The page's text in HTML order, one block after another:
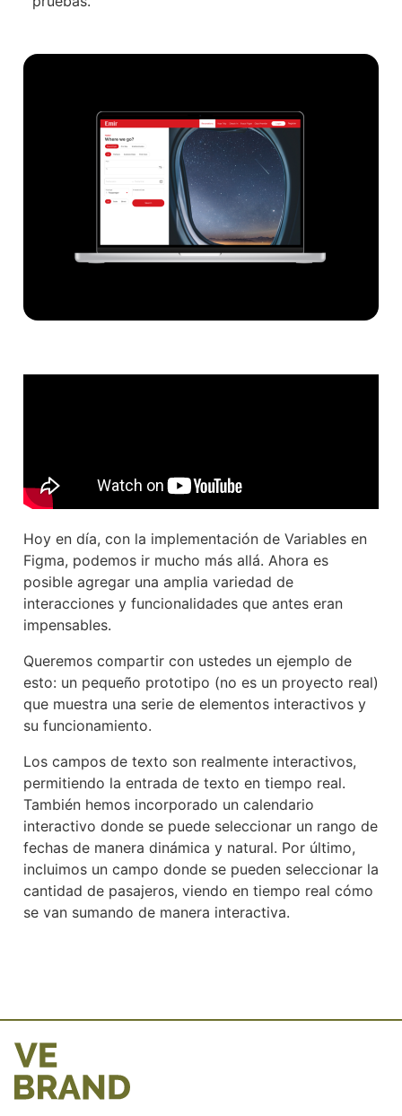
Hoy en día, con la implementación de Variables en
Figma, podemos ir mucho más allá. Ahora es
posible agregar una amplia variedad de
interacciones y funcionalidades que antes eran
impensables.
Queremos compartir con ustedes un ejemplo de
esto: un pequeño prototipo (no es un proyecto real)
que muestra una serie de elementos interactivos y
su funcionamiento.
Los campos de texto son realmente interactivos,
permitiendo la entrada de texto en tiempo real.
También hemos incorporado un calendario
interactivo donde se puede seleccionar un rango de
fechas de manera dinámica y natural. Por último,
incluimos un campo donde se pueden seleccionar la
cantidad de pasajeros, viendo en tiempo real cómo
se van sumando de manera interactiva.